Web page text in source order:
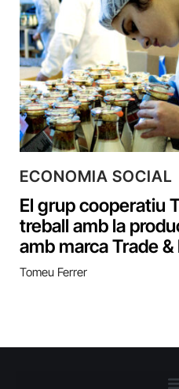
ECONOMIA SOCIAL
El grup cooperatiu
treball amb la
amb marca Trade
Tomeu Ferrer